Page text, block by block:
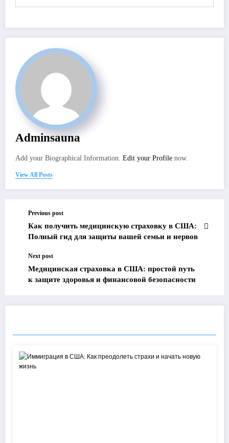
Adminsauna
Add your Biographical Information. Edit your Profile now.
View All Posts
Previous post
Как получить медицинскую страховку в США:
Полный гид для защиты вашей семьи и нервов
Next post
Медицинская страховка в США: простой путь
к защите здоровья и финансовой безопасности